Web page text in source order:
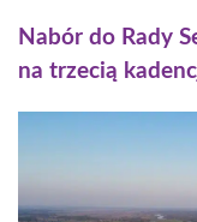
Nabór do Rady
na trzecią